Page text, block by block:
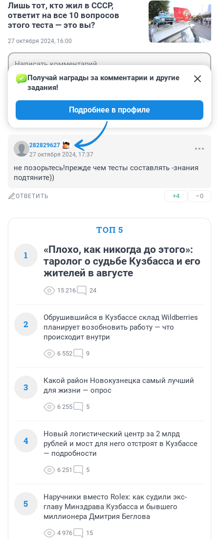
Лишь тот, кто жил в СССР,
ответит на все 10 вопросов
этого теста — это вы?
27 октября 2024, 16:00
282829627
Получай награды за комментарии и другие
задания!
Подробнее в профиле
27 октября 2024, 17:37
не позорьтесь!прежде чем тесты составлять -знания
подтяните))
ОТВЕТИТЬ +4 –0
ТОП 5
1
«Плохо, как никогда до этого»:
таролог о судьбе Кузбасса и его
жителей в августе
15 216 24
2
Обрушившийся в Кузбассе склад Wildberries
планирует возобновить работу — что
происходит внутри
6 552 9
3
Какой район Новокузнецка самый лучший
для жизни — опрос
6 255 5
4
Новый логистический центр за 2 млрд
рублей и мост для него отстроят в Кузбассе
— подробности
6 251 5
5
Наручники вместо Rolex: как судили экс-
главу Минздрава Кузбасса и бывшего
миллионера Дмитрия Беглова
4 976 15